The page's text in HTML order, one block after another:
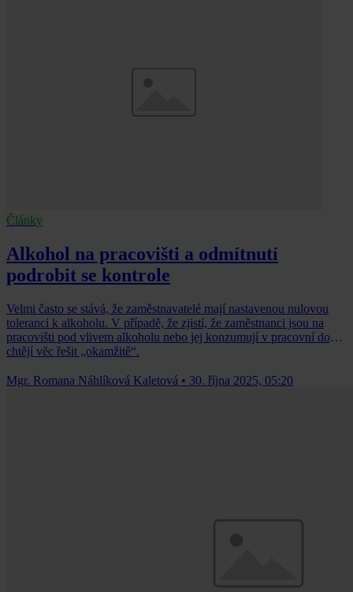
Články
Alkohol na pracovišti a odmítnutí
podrobit se kontrole
Velmi často se stává, že zaměstnavatelé mají nastavenou nulovou
toleranci k alkoholu. V případě, že zjistí, že zaměstnanci jsou na
pracovišti pod vlivem alkoholu nebo jej konzumují v pracovní době,
chtějí věc řešit „okamžitě“.
Mgr. Romana Náhlíková Kaletová • 30. října 2025, 05:20